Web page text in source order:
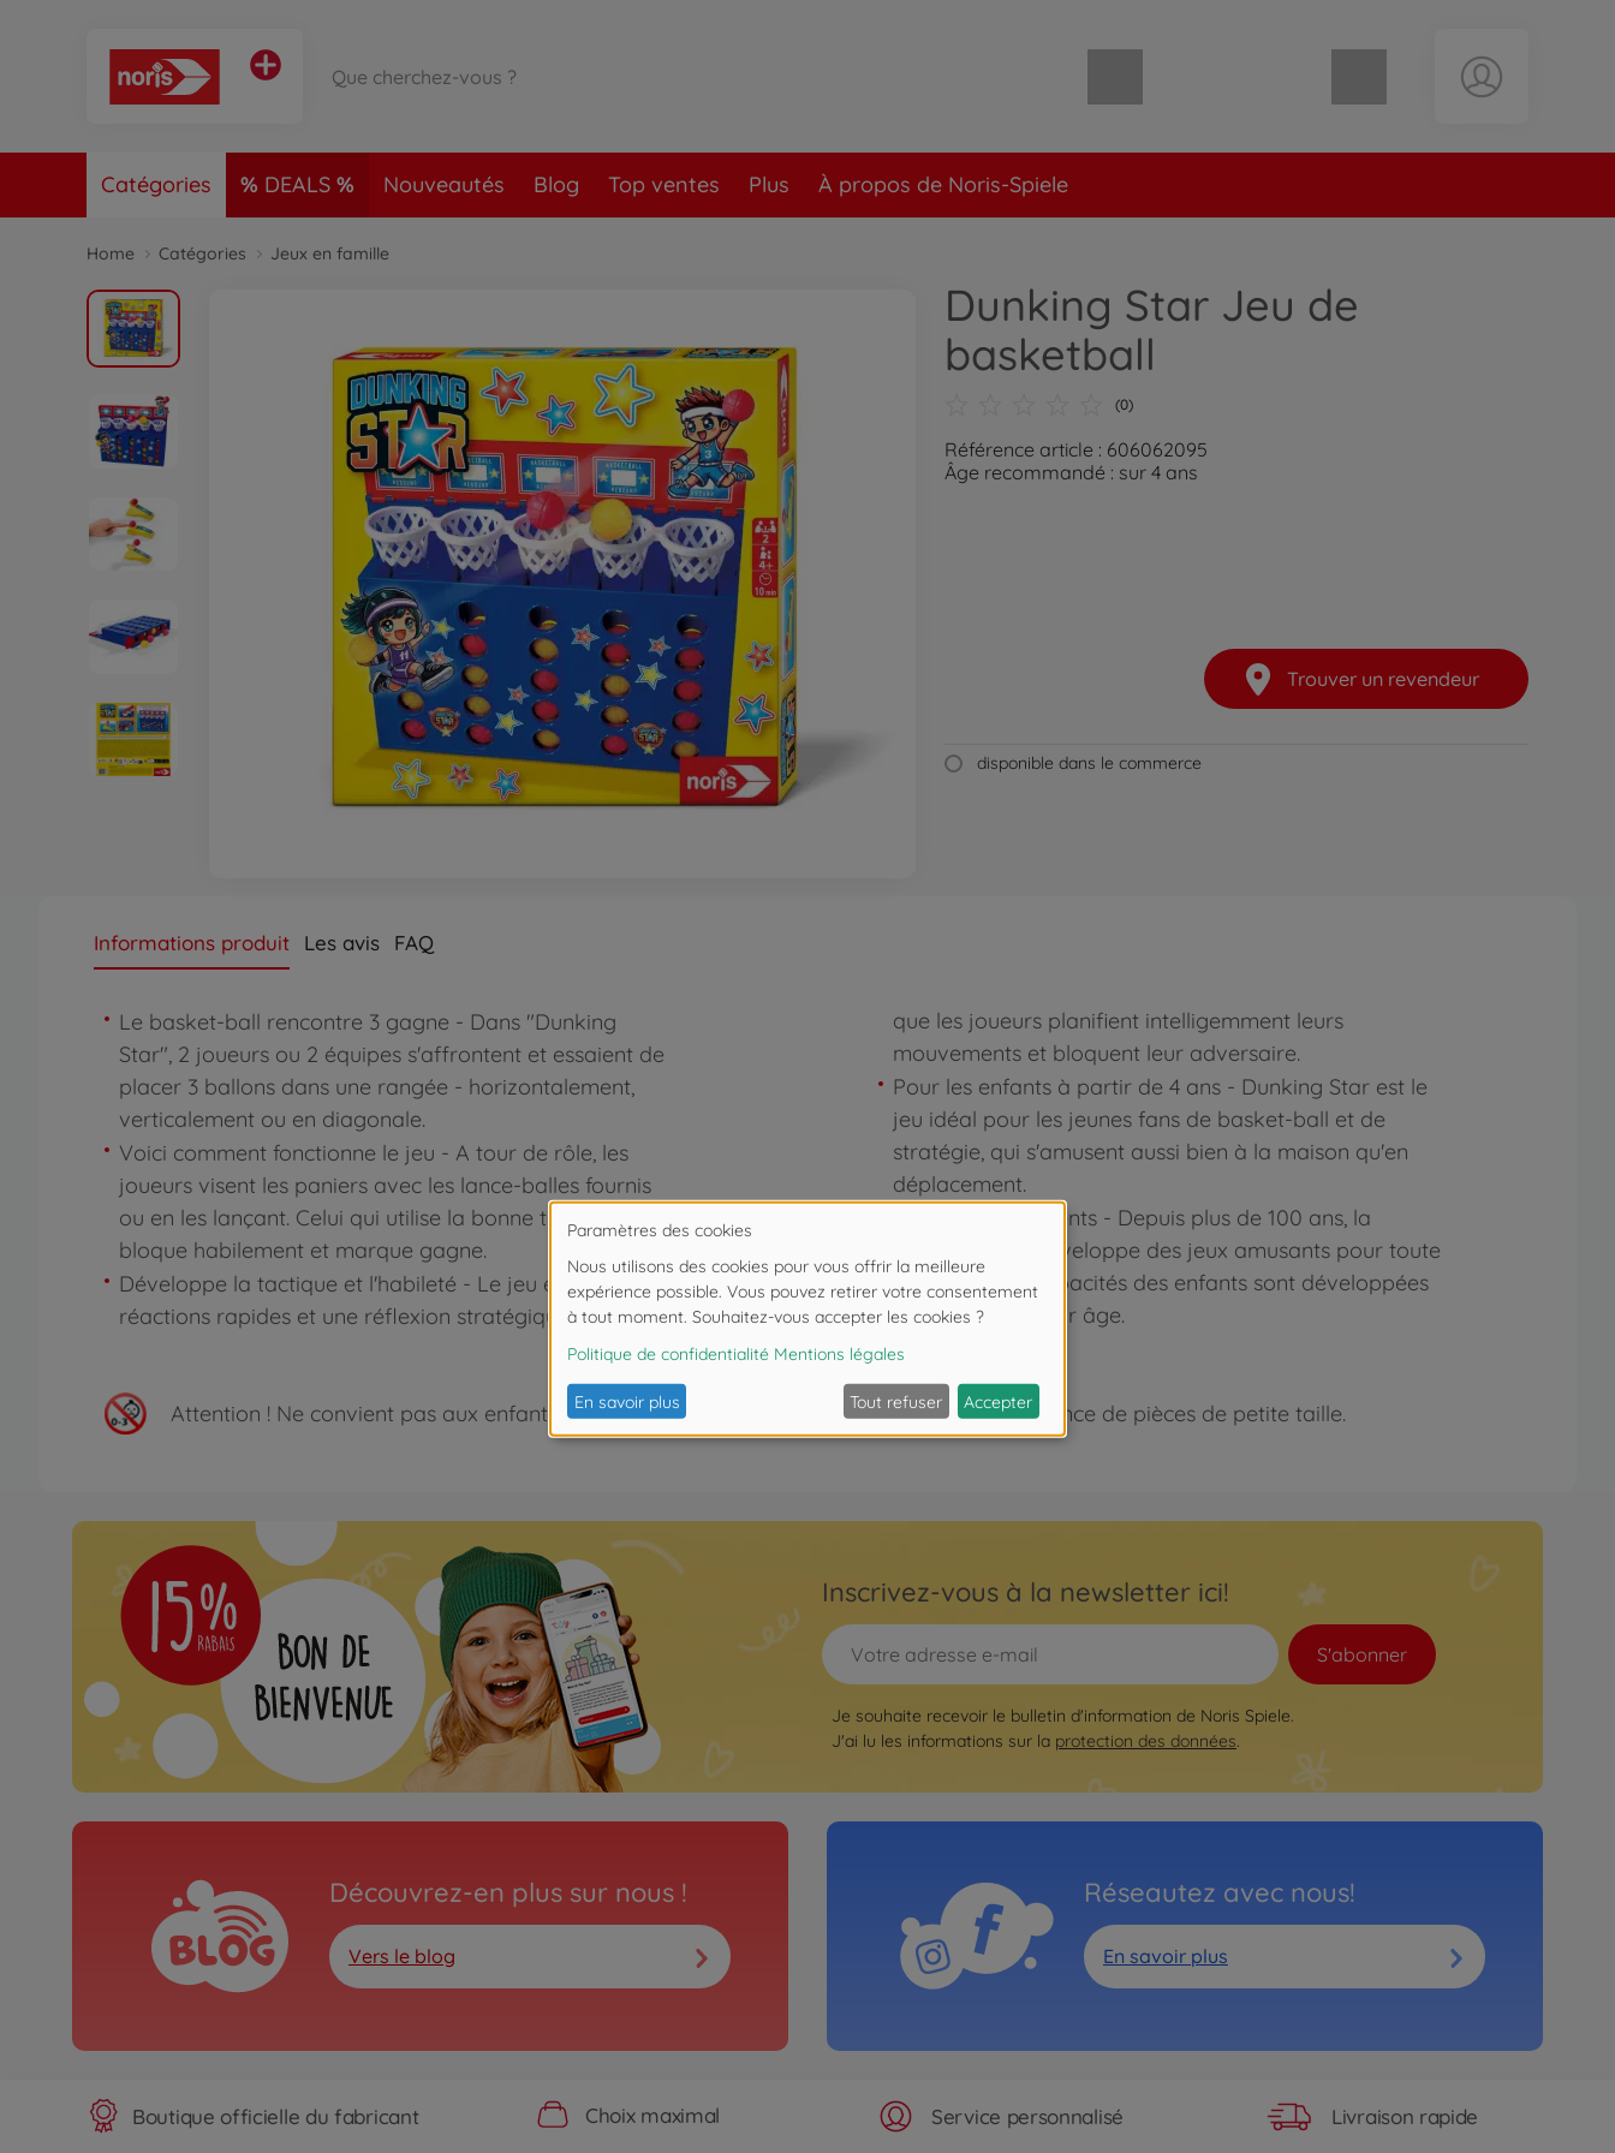
Catégories DEALS Nouveautés Blog Top ventes Plus À propos de Noris-Spiele
Home Catégories Jeux en famille
Dunking Star Jeu de
basketball
(0)
Référence article : 606062095
Âge recommandé : sur 4 ans
Trouver un revendeur
disponible dans le commerce
Informations produit Les avis FAQ
Le basket-ball rencontre 3 gagne - Dans "Dunking
Star", 2 joueurs ou 2 équipes s'affrontent et essaient de
placer 3 ballons dans une rangée - horizontalement,
verticalement ou en diagonale.
Voici comment fonctionne le jeu - A tour de rôle, les
joueurs visent les paniers avec les lance-balles fournis
ou en les lançant. Celui qui utilise la bonne tactique,
bloque habilement et marque gagne.
Développe la tactique et l'habileté - Le jeu exige des
réactions rapides et une réflexion stratégique, tandis
que les joueurs planifient intelligemment leurs
mouvements et bloquent leur adversaire.
Pour les enfants à partir de 4 ans - Dunking Star est le
jeu idéal pour les jeunes fans de basket-ball et de
stratégie, qui s'amusent aussi bien à la maison qu'en
déplacement.
Des jeux polyvalents - Depuis plus de 100 ans, la
marque Noris développe des jeux amusants pour toute
la famille. Les capacités des enfants sont développées
en fonction de leur âge.
Attention ! Ne convient pas aux enfants de moins de 3 ans. Risque d'asphyxie lié à la présence de pièces de petite taille.
Inscrivez-vous à la newsletter ici!
S'abonner
Je souhaite recevoir le bulletin d'information de Noris Spiele.
J'ai lu les informations sur la protection des données.
Découvrez-en plus sur nous !
Vers le blog
Réseautez avec nous!
En savoir plus
Boutique officielle du fabricant Choix maximal Service personnalisé Livraison rapide